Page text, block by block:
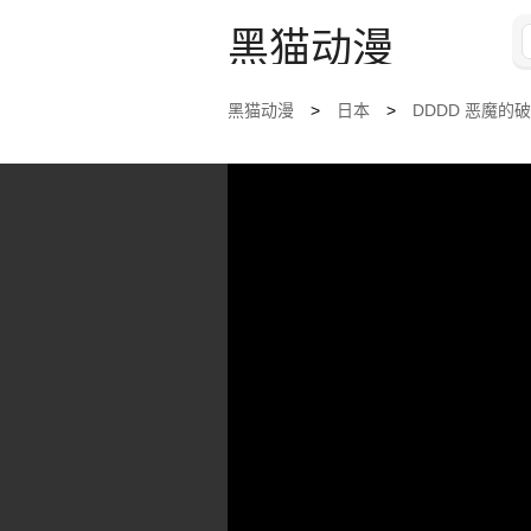
黑猫动漫
黑猫动漫 > 日本 > DDDD 恶魔的